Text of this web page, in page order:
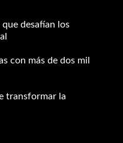
que desafían los
con más de dos mil
transformar la